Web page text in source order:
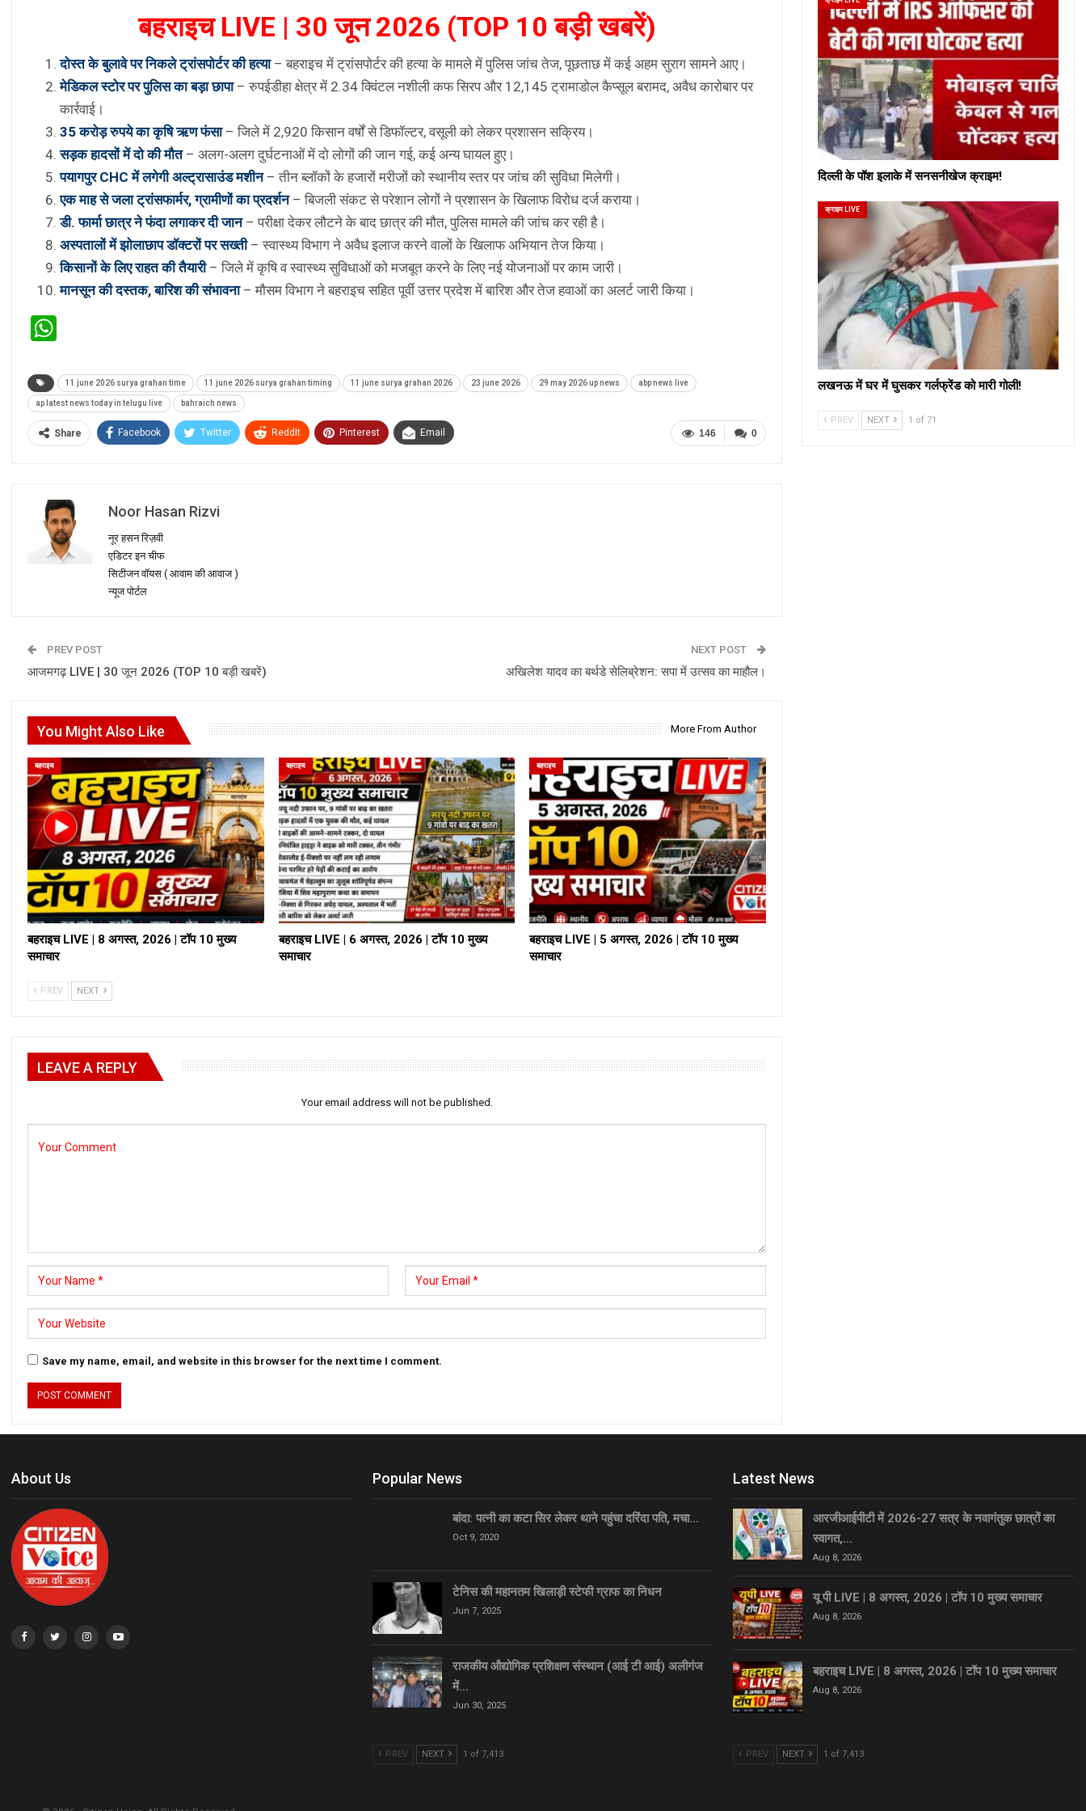
बहराइच LIVE | 30 जून 2026 (TOP 10 बड़ी खबरें)
दोस्त के बुलावे पर निकले ट्रांसपोर्टर की हत्या– बहराइच में ट्रांसपोर्टर की हत्या के मामले में पुलिस जांच तेज, पूछताछ में कई अहम सुराग सामने आए।
मेडिकल स्टोर पर पुलिस का बड़ा छापा – रुपईडीहा क्षेत्र में 2.34 क्विंटल नशीली कफ सिरप और 12,145 ट्रामाडोल कैप्सूल बरामद, अवैध कारोबार पर
कार्रवाई।
35 करोड़ रुपये का कृषि ऋण फंसा – जिले में 2,920 किसान वर्षों से डिफॉल्टर, वसूली को लेकर प्रशासन सक्रिय।
सड़क हादसों में दो की मौत– अलग-अलग दुर्घटनाओं में दो लोगों की जान गई, कई अन्य घायल हुए।
पयागपुर CHC में लगेगी अल्ट्रासाउंड मशीन – तीन ब्लॉकों के हजारों मरीजों को स्थानीय स्तर पर जांच की सुविधा मिलेगी।
एक माह से जला ट्रांसफार्मर, ग्रामीणों का प्रदर्शन– बिजली संकट से परेशान लोगों ने प्रशासन के खिलाफ विरोध दर्ज कराया।
डी. फार्मा छात्र ने फंदा लगाकर दी जान– परीक्षा देकर लौटने के बाद छात्र की मौत, पुलिस मामले की जांच कर रही है।
अस्पतालों में झोलाछाप डॉक्टरों पर सख्ती– स्वास्थ्य विभाग ने अवैध इलाज करने वालों के खिलाफ अभियान तेज किया।
किसानों के लिए राहत की तैयारी– जिले में कृषि व स्वास्थ्य सुविधाओं को मजबूत करने के लिए नई योजनाओं पर काम जारी।
मानसून की दस्तक, बारिश की संभावना– मौसम विभाग ने बहराइच सहित पूर्वी उत्तर प्रदेश में बारिश और तेज हवाओं का अलर्ट जारी किया।
11 june 2026 surya grahan time 11 june 2026 surya grahan timing 11 june surya grahan 2026 23 june 2026 29 may 2026 up news abp news live
ap latest news today in telugu live bahraich news
0
146
Share Facebook Twitter ReddIt Pinterest Email
Noor Hasan Rizvi
नूर हसन रिज़वी
एडिटर इन चीफ
सिटीजन वॉयस ( आवाम की आवाज )
न्यूज पोर्टल
PREV POST
आजमगढ़ LIVE | 30 जून 2026 (TOP 10 बड़ी खबरें)
NEXT POST
अखिलेश यादव का बर्थडे सेलिब्रेशन: सपा में उत्सव का माहौल।
You Might Also Like More From Author
बहराइच
बहराइच LIVE | 8 अगस्त, 2026 | टॉप 10 मुख्य
समाचार
बहराइच
बहराइच LIVE | 6 अगस्त, 2026 | टॉप 10 मुख्य
समाचार
बहराइच
बहराइच LIVE | 5 अगस्त, 2026 | टॉप 10 मुख्य
समाचार
PREV NEXT
LEAVE A REPLY
Your email address will not be published.
Save my name, email, and website in this browser for the next time I comment.
दिल्ली के पॉश इलाके में सनसनीखेज क्राइम!
क्राइम LIVE
लखनऊ में घर में घुसकर गर्लफ्रेंड को मारी गोली!
PREV NEXT 1 of 71
About Us Popular News
बांदा: पत्नी का कटा सिर लेकर थाने पहुंचा दरिंदा पति, मचा…
Oct 9, 2020
टेनिस की महानतम खिलाड़ी स्टेफी ग्राफ का निधन
Jun 7, 2025
राजकीय औद्योगिक प्रशिक्षण संस्थान (आई टी आई) अलीगंज
में…
Jun 30, 2025
PREV NEXT 1 of 7,413
Latest News
आरजीआईपीटी में 2026-27 सत्र के नवागंतुक छात्रों का
स्वागत,…
Aug 8, 2026
यू पी LIVE | 8 अगस्त, 2026 | टॉप 10 मुख्य समाचार
Aug 8, 2026
बहराइच LIVE | 8 अगस्त, 2026 | टॉप 10 मुख्य समाचार
Aug 8, 2026
PREV NEXT 1 of 7,413